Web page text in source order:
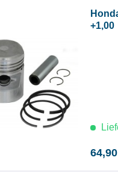
+1,00